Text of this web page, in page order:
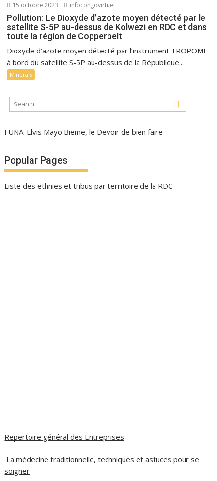
15 octobre 2023 infocongovirtuel
Pollution: Le Dioxyde d’azote moyen détecté par le
satellite S-5P au-dessus de Kolwezi en RDC et dans
toute la région de Copperbelt
Dioxyde d’azote moyen détecté par l’instrument TROPOMI
à bord du satellite S-5P au-dessus de la République...
Minerais
FUNA: Elvis Mayo Bieme, le Devoir de bien faire
Popular Pages
Liste des ethnies et tribus par territoire de la RDC
Repertoire général des Entreprises
La médecine traditionnelle, techniques et astuces pour se
soigner